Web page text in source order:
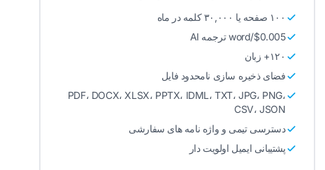
۱۰۰ صفحه یا ۳۰,۰۰۰ کلمه در ماه
$0.005/word ترجمه AI
۱۲۰+ زبان
فضای ذخیره سازی نامحدود فایل
PDF، DOCX، XLSX، PPTX، IDML، TXT، JPG، PNG،
CSV، JSON
دسترسی تیمی و واژه نامه های سفارشی
پشتیبانی ایمیل اولویت دار